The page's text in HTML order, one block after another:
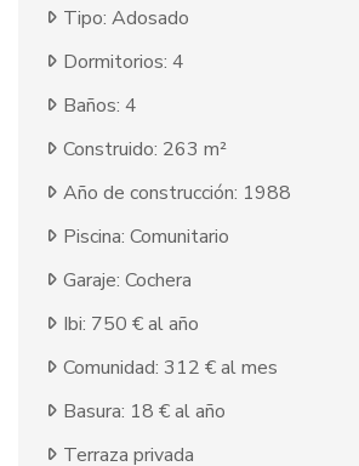
Tipo: Adosado
Dormitorios: 4
Baños: 4
Construido: 263 m²
Año de construcción: 1988
Piscina: Comunitario
Garaje: Cochera
Ibi: 750 € al año
Comunidad: 312 € al mes
Basura: 18 € al año
Terraza privada